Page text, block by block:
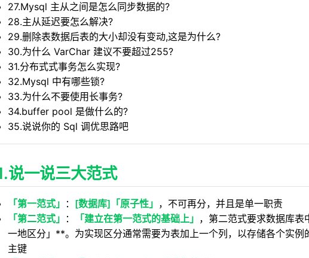
录日志的?
的区别是什么?
，有什么作用?
询一直慢会是什么原因?
询偶尔慢会是什么原因?
是怎么同步数据的?
解决?
的大小却没有变动,这是为什么?
建议不要超过255?
么实现?
锁?
长事务?
什么的?
27.Mysql 主从之间是怎么同步数据的?
28.主从延迟要怎么解决?
29.删除表数据后表的大小却没有变动,这是为什么?
30.为什么 VarChar 建议不要超过255?
31.分布式式事务怎么实现?
32.Mysql 中有哪些锁?
33.为什么不要使用长事务?
34.buffer pool 是做什么的?
35.说说你的 Sql 调优思路吧
说一说三大范式
「第一范式」 ： [数据库]「原子性」 ，不可再分，并且是单一职责
「第二范式」 ： 「建立在第一范式的基础上」 ，第二范式要求数据库
一地区分」**。为实现区分通常需要为表加上一个列，以存储各个实例
主键